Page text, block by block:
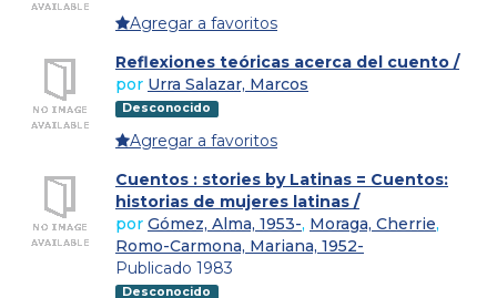
Agregar a favoritos
Reflexiones teóricas acerca del cuento /
por Urra Salazar, Marcos
Desconocido
Agregar a favoritos
Cuentos : stories by Latinas = Cuentos:
historias de mujeres latinas /
por Gómez, Alma, 1953-, Moraga, Cherrie,
Romo-Carmona, Mariana, 1952-
Publicado 1983
Desconocido